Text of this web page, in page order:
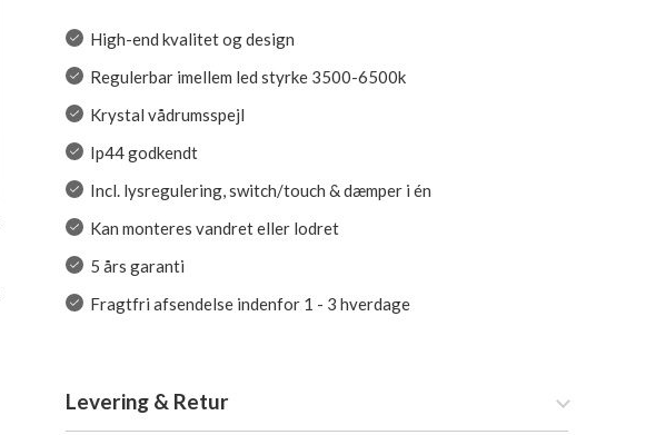
High-end kvalitet og design
Regulerbar imellem led styrke 3500-6500k
Krystal vådrumsspejl
Ip44 godkendt
Incl. lysregulering, switch/touch & dæmper i én
Kan monteres vandret eller lodret
5 års garanti
Fragtfri afsendelse indenfor 1 - 3 hverdage
Levering & Retur